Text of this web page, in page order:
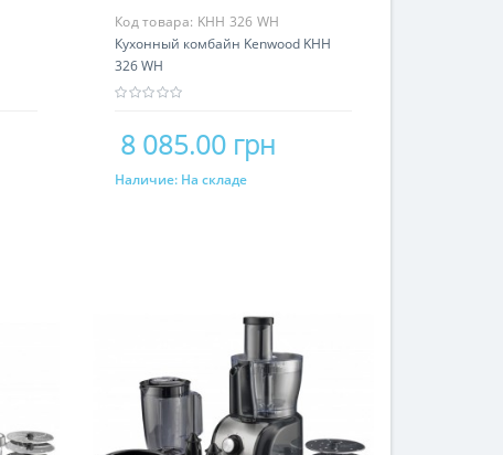
Код товара: KHH 326 WH
Кухонный комбайн Kenwood KHH
326 WH
8 085.00 грн
Купить
Наличие: На складе